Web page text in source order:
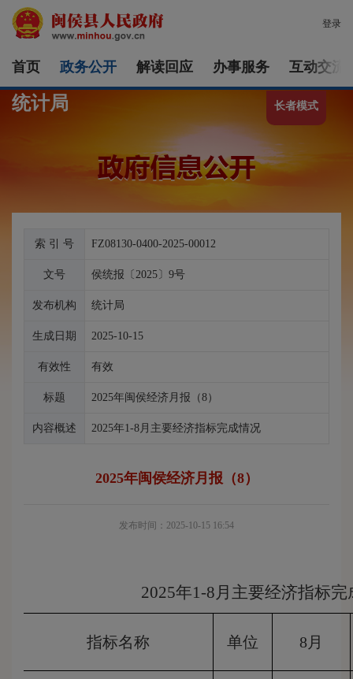
登录
首页 政务公开 解读回应 办事服务 互动交流
长者模式
统计局
索 引 号 FZ08130-0400-2025-00012
文号 侯统报〔2025〕9号
发布机构 统计局
生成日期 2025-10-15
有效性 有效
标题 2025年闽侯经济月报（8）
内容概述 2025年1-8月主要经济指标完成情况
2025年闽侯经济月报（8）
发布时间：2025-10-15 16:54
2025年1-8月主要经济指标完
指标名称 单位 8月